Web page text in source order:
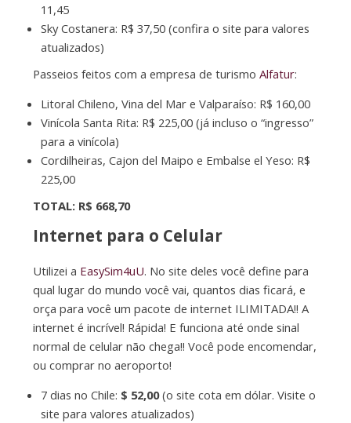
11,45
Sky Costanera: R$ 37,50 (confira o site para valores
atualizados)
Passeios feitos com a empresa de turismo Alfatur:
Litoral Chileno, Vina del Mar e Valparaíso: R$ 160,00
Vinícola Santa Rita: R$ 225,00 (já incluso o “ingresso”
para a vinícola)
Cordilheiras, Cajon del Maipo e Embalse el Yeso: R$
225,00
TOTAL: R$ 668,70
Internet para o Celular
Utilizei a EasySim4uU. No site deles você define para
qual lugar do mundo você vai, quantos dias ficará, e
orça para você um pacote de internet ILIMITADA!! A
internet é incrível! Rápida! E funciona até onde sinal
normal de celular não chega!! Você pode encomendar,
ou comprar no aeroporto!
7 dias no Chile: $ 52,00(o site cota em dólar. Visite o
site para valores atualizados)